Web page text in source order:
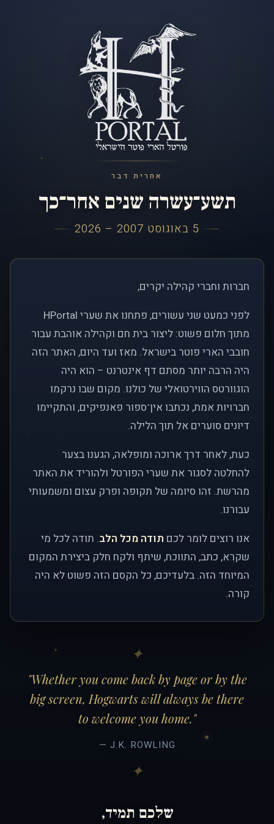
אחרית דבר
תשע־עשרה שנים אחר־כך
5 באוגוסט 2007 – 2026
חברות וחברי קהילה יקרים,
לפני כמעט שני עשורים, פתחנו את שערי HPortal
מתוך חלום פשוט: ליצור בית חם וקהילה אוהבת עבור
חובבי הארי פוטר בישראל. מאז ועד היום, האתר הזה
היה הרבה יותר מסתם דף אינטרנט – הוא היה
הוגוורטס הווירטואלי של כולנו. מקום שבו נרקמו
חברויות אמת, נכתבו אין־ספור פאנפיקים, והתקיימו
דיונים סוערים אל תוך הלילה.
כעת, לאחר דרך ארוכה ומופלאה, הגענו בצער
להחלטה לסגור את שערי הפורטל ולהוריד את האתר
מהרשת. זהו סיומה של תקופה ופרק עצום ומשמעותי
עבורנו.
אנו רוצים לומר לכם תודה מכל הלב. תודה לכל מי
שקרא, כתב, התווכח, שיתף ולקח חלק ביצירת המקום
המיוחד הזה. בלעדיכם, כל הקסם הזה פשוט לא היה
קורה.
"Whether you come back by page or by the
big screen, Hogwarts will always be there
to welcome you home."
— J.K. ROWLING
שלכם תמיד,